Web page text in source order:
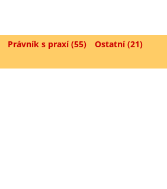
Právník s praxí (55) Ostatní (21)